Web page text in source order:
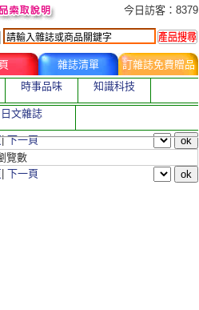
|下一頁
覽數
下一頁
今日訪客：8379
雜誌清單
訂雜誌免費贈品
時事品味 知識科技
日文雜誌